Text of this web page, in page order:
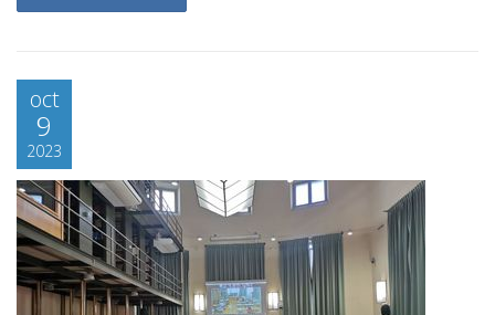
oct
9
2023